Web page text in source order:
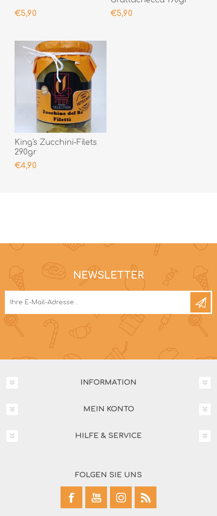
€5,90
€5,90
King's Zucchini-Filets
290gr
€4,90
NEWSLETTER
INFORMATION
MEIN KONTO
HILFE & SERVICE
FOLGEN SIE UNS